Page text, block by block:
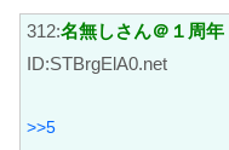
312:名無しさん＠１周年
ID:STBrgElA0.net
>>5